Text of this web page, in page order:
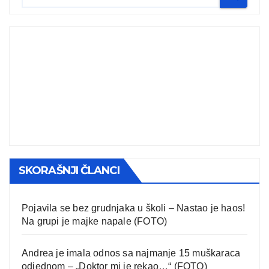
SKORAŠNJI ČLANCI
Pojavila se bez grudnjaka u školi – Nastao je haos!
Na grupi je majke napale (FOTO)
Andrea je imala odnos sa najmanje 15 muškaraca
odjednom – „Doktor mi je rekao…“ (FOTO)